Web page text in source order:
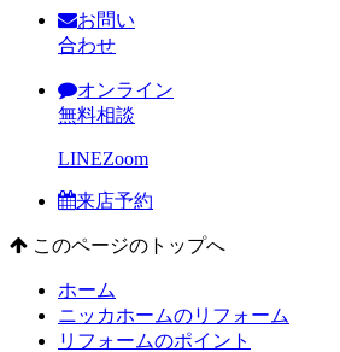
お問い
合わせ
オンライン
無料相談
LINEZoom
来店予約
このページのトップへ
ホーム
ニッカホームのリフォーム
リフォームのポイント